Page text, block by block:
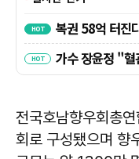
전국호남향우회총
회로 구성됐으며 향